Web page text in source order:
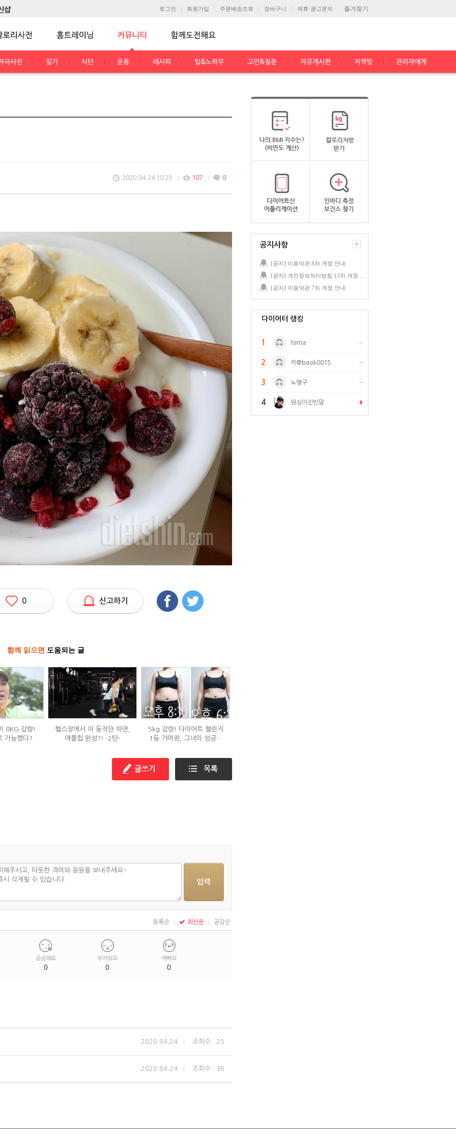
즐겨찾기
로그인 회원가입 주문배송조회 장바구니 제휴·광고문의
극사진 일기 식단 운동 레시피 팁&노하우 고민&질문 자유게시판 지역방 관리자에게
2020.04.24 10:23 107 0
0 신고하기
함께 읽으면 도움되는 글
8KG 감량!
가능했다?
헬스장에서 이 동작만 하면,
애플힙 완성?! -2탄-
5kg 감량! 다이어트 챌린지
1등 거머쥔, 그녀의 성공팁
등록순 최신순 공감순
궁금해요
0
부러워요
0
예뻐요
0
2020.04.24 조회수 : 25
2020.04.24 조회수 : 36
공지사항
[공지] 이용약관 8차 개정 안내
[공지] 이용약관 7차 개정 안내
다이어터 랭킹
1 terria
2 카@basik0815
3 노맹구
4 원싱이진빈맘